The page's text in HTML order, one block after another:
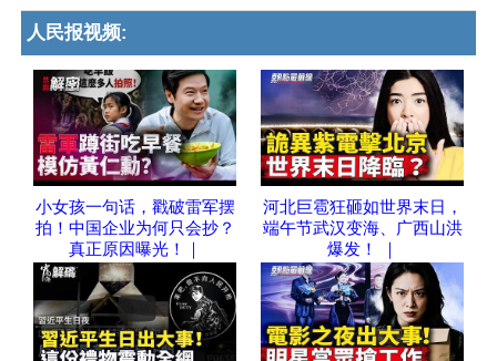
人民报视频:
小女孩一句话，戳破雷军摆
拍！中国企业为何只会抄？
真正原因曝光！｜
河北巨雹狂砸如世界末日，
端午节武汉变海、广西山洪
爆发！ ｜